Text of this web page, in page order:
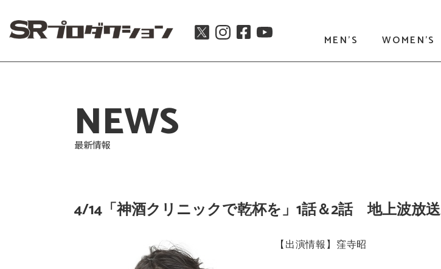
MEN'S WOMEN'S
NEWS
最新情報
4/14「神酒クリニックで乾杯を」1話＆2話 地上波放送
【出演情報】窪寺昭